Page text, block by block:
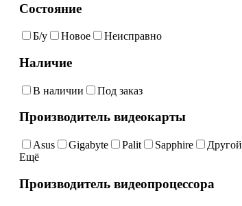
Состояние
Б/у Новое Неисправно
Наличие
В наличии Под заказ
Производитель видеокарты
Asus Gigabyte Palit Sapphire
Другой
Ещё
Производитель видеопроцессора